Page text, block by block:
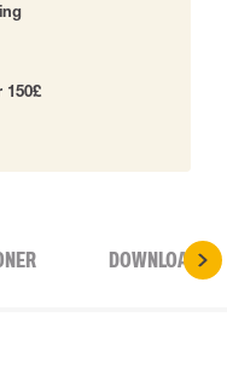
150£
DOWNLOADS